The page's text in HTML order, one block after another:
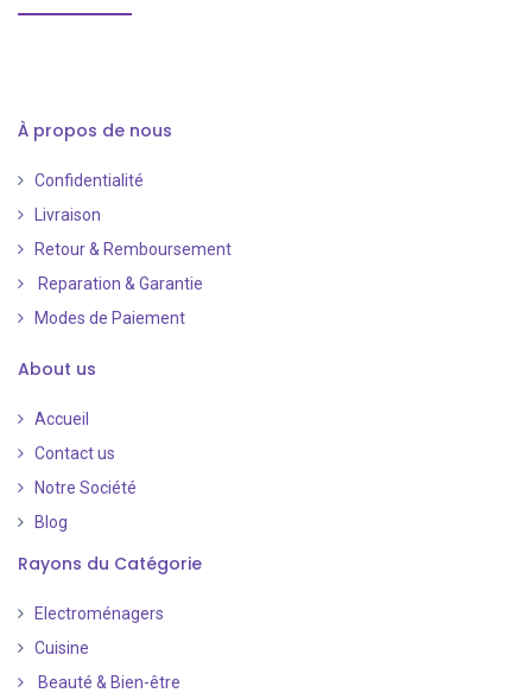
À propos de nous
Confidentialité
Livraison
Retour & Remboursement
Reparation & Garantie
Modes de Paiement
About us
Accueil
Contact us
Notre Société
Blog
Rayons du Catégorie
Electroménagers
Cuisine
Beauté & Bien-être